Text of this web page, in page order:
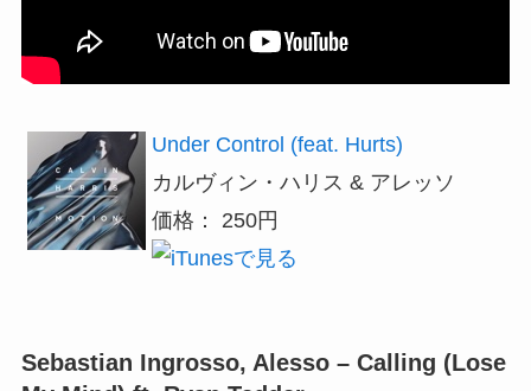
Under Control (feat. Hurts)
カルヴィン・ハリス & アレッソ
価格： 250円
Sebastian Ingrosso, Alesso – Calling (Lose